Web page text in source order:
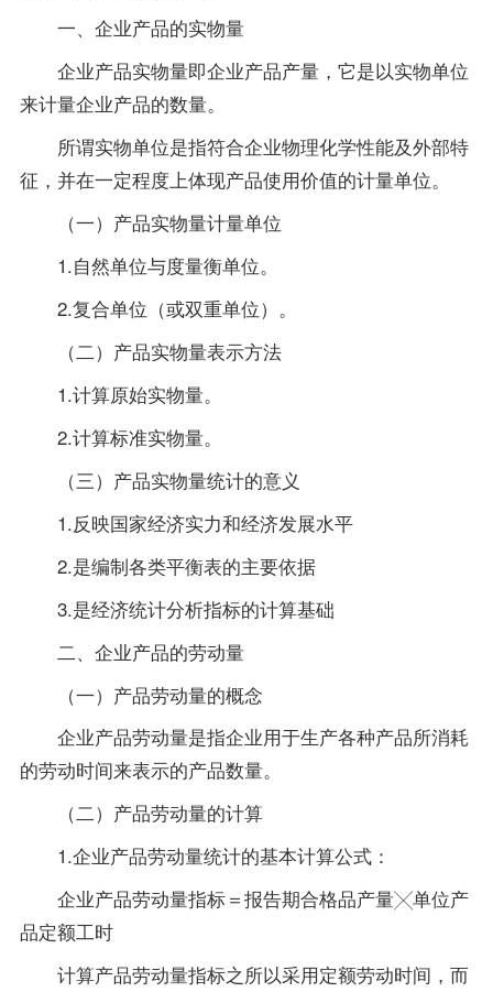
一、企业产品的实物量
企业产品实物量即企业产品产量，它是以实物单位
来计量企业产品的数量。
所谓实物单位是指符合企业物理化学性能及外部特
征，并在一定程度上体现产品使用价值的计量单位。
（一）产品实物量计量单位
1.自然单位与度量衡单位。
2.复合单位（或双重单位）。
（二）产品实物量表示方法
1.计算原始实物量。
2.计算标准实物量。
（三）产品实物量统计的意义
1.反映国家经济实力和经济发展水平
2.是编制各类平衡表的主要依据
3.是经济统计分析指标的计算基础
二、企业产品的劳动量
（一）产品劳动量的概念
企业产品劳动量是指企业用于生产各种产品所消耗
的劳动时间来表示的产品数量。
（二）产品劳动量的计算
1.企业产品劳动量统计的基本计算公式：
企业产品劳动量指标＝报告期合格品产量╳单位产
品定额工时
计算产品劳动量指标之所以采用定额劳动时间，而